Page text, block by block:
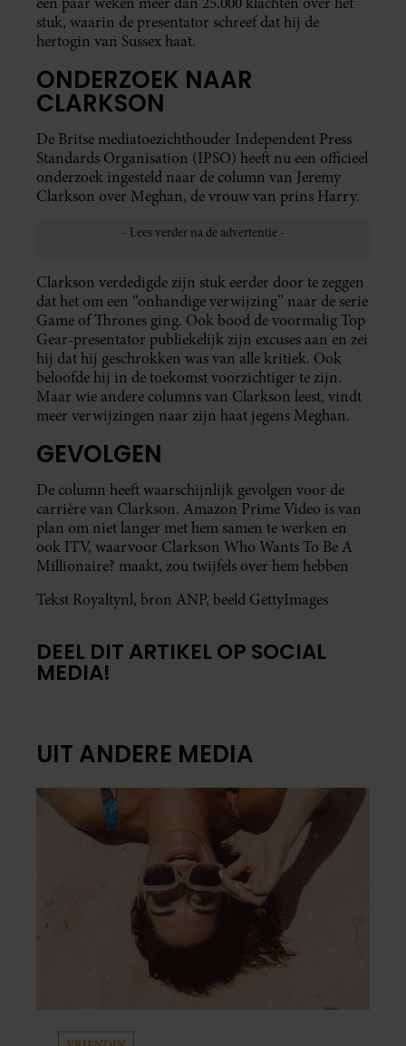
stuk, waarin de presentator schreef dat hij de
hertogin van Sussex haat.
ONDERZOEK NAAR
CLARKSON
De Britse mediatoezichthouder Independent Press
Standards Organisation (IPSO) heeft nu een officieel
onderzoek ingesteld naar de column van Jeremy
Clarkson over Meghan, de vrouw van prins Harry.
Clarkson verdedigde zijn stuk eerder door te zeggen
dat het om een “onhandige verwijzing” naar de serie
Game of Thrones ging. Ook bood de voormalig Top
Gear-presentator publiekelijk zijn excuses aan en zei
hij dat hij geschrokken was van alle kritiek. Ook
beloofde hij in de toekomst voorzichtiger te zijn.
Maar wie andere columns van Clarkson leest, vindt
meer verwijzingen naar zijn haat jegens Meghan.
GEVOLGEN
De column heeft waarschijnlijk gevolgen voor de
carrière van Clarkson. Amazon Prime Video is van
plan om niet langer met hem samen te werken en
ook ITV, waarvoor Clarkson Who Wants To Be A
Millionaire? maakt, zou twijfels over hem hebben
Tekst Royaltynl, bron ANP, beeld GettyImages
DEEL DIT ARTIKEL OP SOCIAL
MEDIA!
UIT ANDERE MEDIA